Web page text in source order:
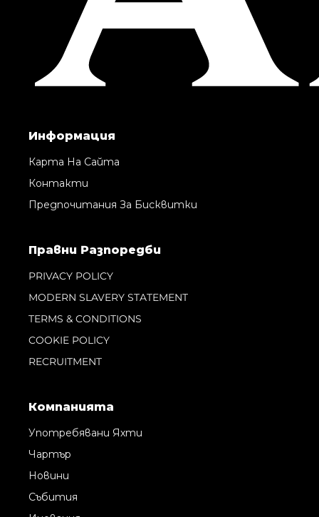
Информация
Карта На Сайта
Контакти
Предпочитания За Бисквитки
Правни Pазпоредби
PRIVACY POLICY
MODERN SLAVERY STATEMENT
TERMS & CONDITIONS
COOKIE POLICY
RECRUITMENT
Компанията
Употребявани Яхти
Чартър
Новини
Събития